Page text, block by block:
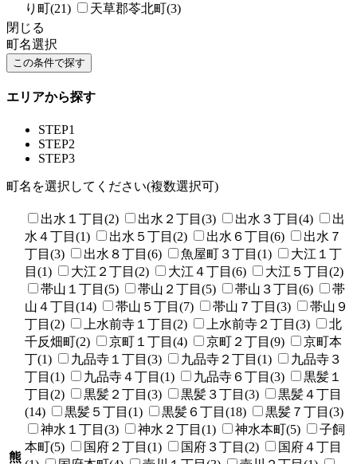
り町(21)
天草郡苓北町(3)
閉じる
町名選択
エリアから探す
STEP1
STEP2
STEP3
町名を選択してください(複数選択可)
熊
出水１丁目(2) 出水２丁目(3) 出水３丁目(4)
出
水４丁目(1)
出水５丁目(2) 出水６丁目(6)
出水７
丁目(3)
出水８丁目(6) 魚屋町３丁目(1)
大江１丁
目(1)
大江２丁目(2) 大江４丁目(6)
大江５丁目(2)
帯山１丁目(5)
帯山２丁目(5) 帯山３丁目(6)
帯
山４丁目(14)
帯山５丁目(7) 帯山７丁目(3)
帯山９
丁目(2)
上水前寺１丁目(2) 上水前寺２丁目(3)
北
千反畑町(2)
京町１丁目(4) 京町２丁目(9)
京町本
丁(1)
九品寺１丁目(3) 九品寺２丁目(1)
九品寺３
丁目(1)
九品寺４丁目(1) 九品寺６丁目(3)
黒髪１
丁目(2)
黒髪２丁目(3) 黒髪３丁目(3)
黒髪４丁目
(14)
黒髪５丁目(1) 黒髪６丁目(18)
黒髪７丁目(3)
神水１丁目(3)
神水２丁目(1) 神水本町(5)
子飼
本町(5)
国府２丁目(1) 国府３丁目(2)
国府４丁目